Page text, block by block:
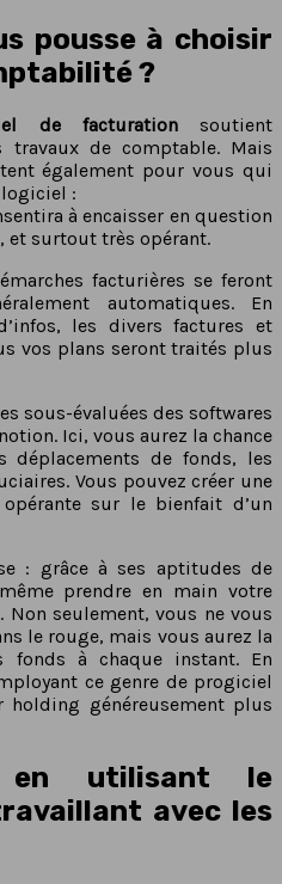
pousse à choisir
?
de facturationsoutient
travaux de comptable. Mais
également pour vous qui
:
à encaisser en question
et surtout très opérant.
facturières se feront
automatiques. En
les divers factures et
vos plans seront traités plus
sous-évaluées des softwares
Ici, vous aurez la chance
déplacements de fonds, les
Vous pouvez créer une
sur le bienfait d’un
: grâce à ses aptitudes de
prendre en main votre
seulement, vous ne vous
le rouge, mais vous aurez la
fonds à chaque instant. En
ce genre de progiciel
holding généreusement plus
en utilisant le
avec les